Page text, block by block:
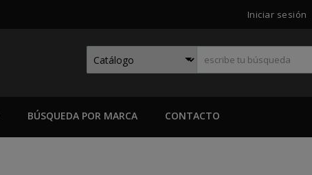
Iniciar sesión
BÚSQUEDA POR MARCA CONTACTO